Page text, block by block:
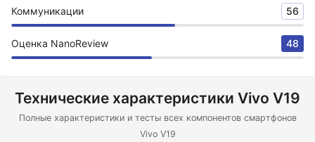
Коммуникации 56
Оценка NanoReview 48
Технические характеристики Vivo V19
Полные характеристики и тесты всех компонентов смартфонов
Vivo V19